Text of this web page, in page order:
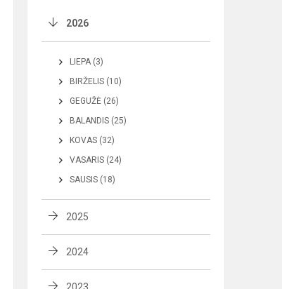
2026
LIEPA (3)
BIRŽELIS (10)
GEGUŽĖ (26)
BALANDIS (25)
KOVAS (32)
VASARIS (24)
SAUSIS (18)
2025
2024